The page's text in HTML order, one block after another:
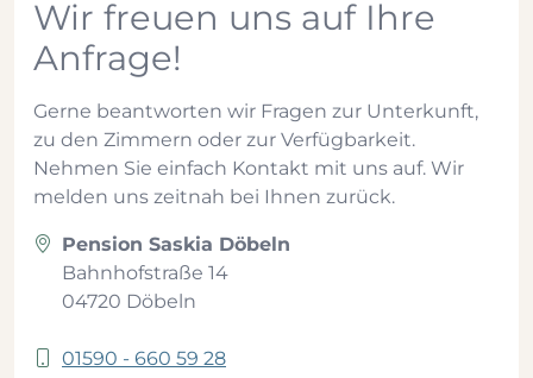
Wir freuen uns auf Ihre
Anfrage!
Gerne beantworten wir Fragen zur Unterkunft,
zu den Zimmern oder zur Verfügbarkeit.
Nehmen Sie einfach Kontakt mit uns auf. Wir
melden uns zeitnah bei Ihnen zurück.
Pension Saskia Döbeln
Bahnhofstraße 14
04720 Döbeln
01590 - 660 59 28